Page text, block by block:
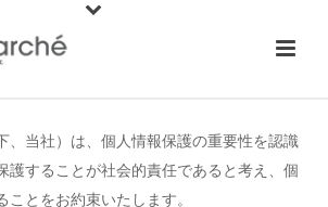
、当社）は、個人情報保護の重要性を認識
護することが社会的責任であると考え、個
ことをお約束いたします。